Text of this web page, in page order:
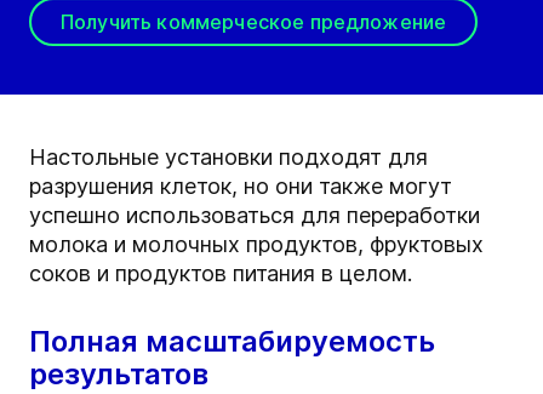
Получить коммерческое предложение
Настольные установки подходят для
разрушения клеток, но они также могут
успешно использоваться для переработки
молока и молочных продуктов, фруктовых
соков и продуктов питания в целом.
Полная масштабируемость
результатов